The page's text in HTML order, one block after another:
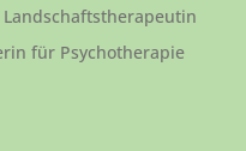
für Psychotherapie